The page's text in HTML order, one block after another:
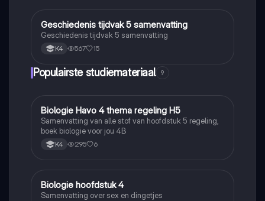
Geschiedenis
Geschiedenis tijdvak 5 samenvatting
Geschiedenis tijdvak 5 samenvatting
K4 567 15
Populairste studiemateriaal 9
Biologie
Biologie Havo 4 thema regeling H5
Samenvatting van alle stof van hoofdstuk 5 regeling,
boek biologie voor jou 4B
K4 295 6
Biologie
Biologie hoofdstuk 4
Samenvatting over sex en dingetjes